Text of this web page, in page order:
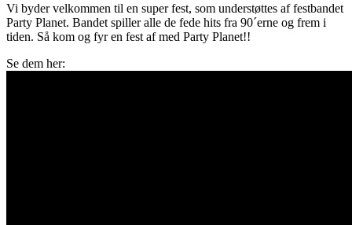
Vi byder velkommen til en super fest, som understøttes af festbandet
Party Planet. Bandet spiller alle de fede hits fra 90´erne og frem i
tiden. Så kom og fyr en fest af med Party Planet!!
Se dem her: